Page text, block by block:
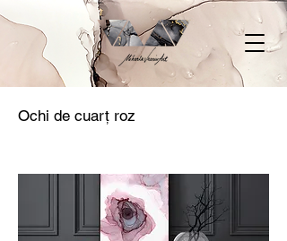
Ochi de cuarț roz